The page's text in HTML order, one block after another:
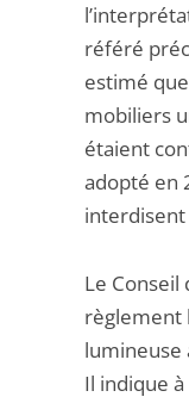
référé
estimé
mobiliers
étaient
adopté en
Le
règlement
lumineuse
Il indique